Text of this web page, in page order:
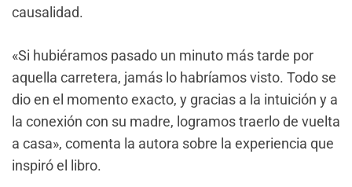
causalidad.
«Si hubiéramos pasado un minuto más tarde por
aquella carretera, jamás lo habríamos visto. Todo se
dio en el momento exacto, y gracias a la intuición y a
la conexión con su madre, logramos traerlo de vuelta
a casa», comenta la autora sobre la experiencia que
inspiró el libro.